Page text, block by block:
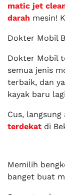
matic jet
darah mesin!
Dokter Mobil
Dokter Mobil
semua jenis
terbaik, dan
kayak baru
Cus, langsung
terdekat di
Memilih
banget buat